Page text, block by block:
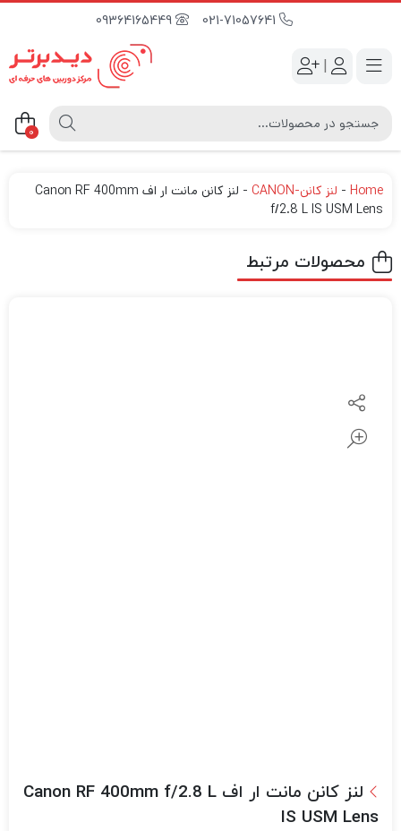
09364165449
|
0
Home
- لنز کانن-CANON -
لنز کانن مانت ار اف Canon RF 400mm
f/2.8 L IS USM Lens
محصولات مرتبط
لنز کانن مانت ار اف Canon RF 400mm f/2.8 L
IS USM Lens